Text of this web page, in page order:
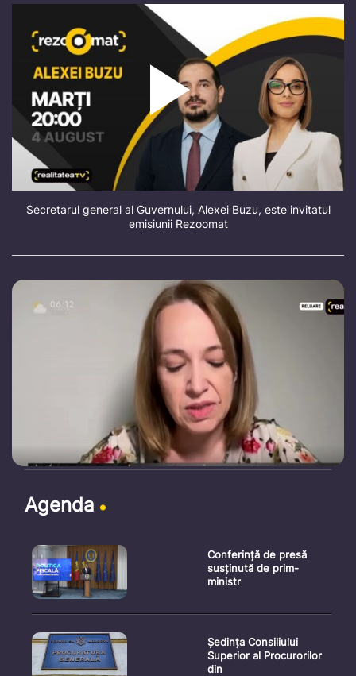
Secretarul general al Guvernului, Alexei Buzu, este invitatul
emisiunii Rezoomat
Agenda
Conferință de presă
susținută de prim-
ministr
Ședința Consiliului
Superior al Procurorilor
din